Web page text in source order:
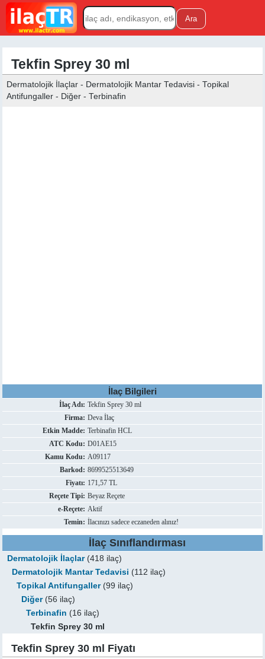
Tekfin Sprey 30 ml
Dermatolojik İlaçlar - Dermatolojik Mantar Tedavisi - Topikal
Antifungaller - Diğer - Terbinafin
İlaç Bilgileri
İlaç Adı: Tekfin Sprey 30 ml
Firma: Deva İlaç
Etkin Madde: Terbinafin HCL
ATC Kodu: D01AE15
Kamu Kodu: A09117
Barkod: 8699525513649
Fiyatı: 171,57 TL
Reçete Tipi: Beyaz Reçete
e-Reçete: Aktif
Temin: İlacınızı sadece eczaneden alınız!
İlaç Sınıflandırması
Dermatolojik İlaçlar(418 ilaç)
Dermatolojik Mantar Tedavisi (112 ilaç)
Topikal Antifungaller(99 ilaç)
Diğer(56 ilaç)
Terbinafin (16 ilaç)
Tekfin Sprey 30 ml
Tekfin Sprey 30 ml Fiyatı